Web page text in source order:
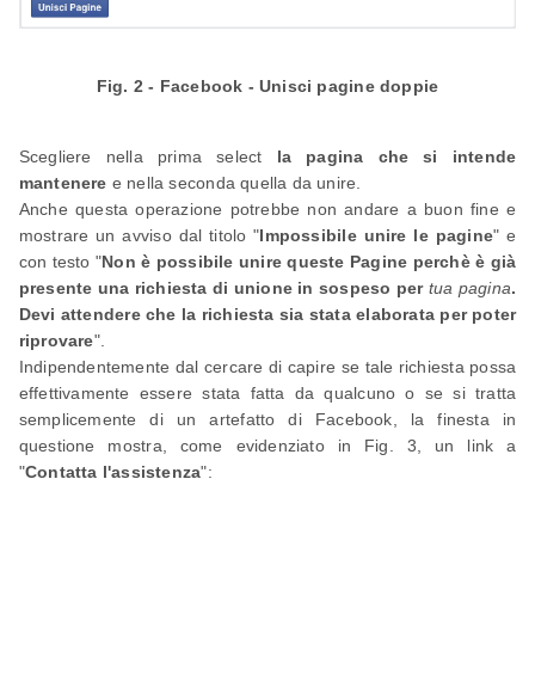
Fig. 2 - Facebook - Unisci pagine doppie
Scegliere nella prima select la pagina che si intende
mantenere e nella seconda quella da unire.
Anche questa operazione potrebbe non andare a buon fine e
mostrare un avviso dal titolo "Impossibile unire le pagine" e
con testo "Non è possibile unire queste Pagine perchè è già
presente una richiesta di unione in sospeso per tua pagina.
Devi attendere che la richiesta sia stata elaborata per poter
riprovare".
Indipendentemente dal cercare di capire se tale richiesta possa
effettivamente essere stata fatta da qualcuno o se si tratta
semplicemente di un artefatto di Facebook, la finesta in
questione mostra, come evidenziato in Fig. 3, un link a
"Contatta l'assistenza":